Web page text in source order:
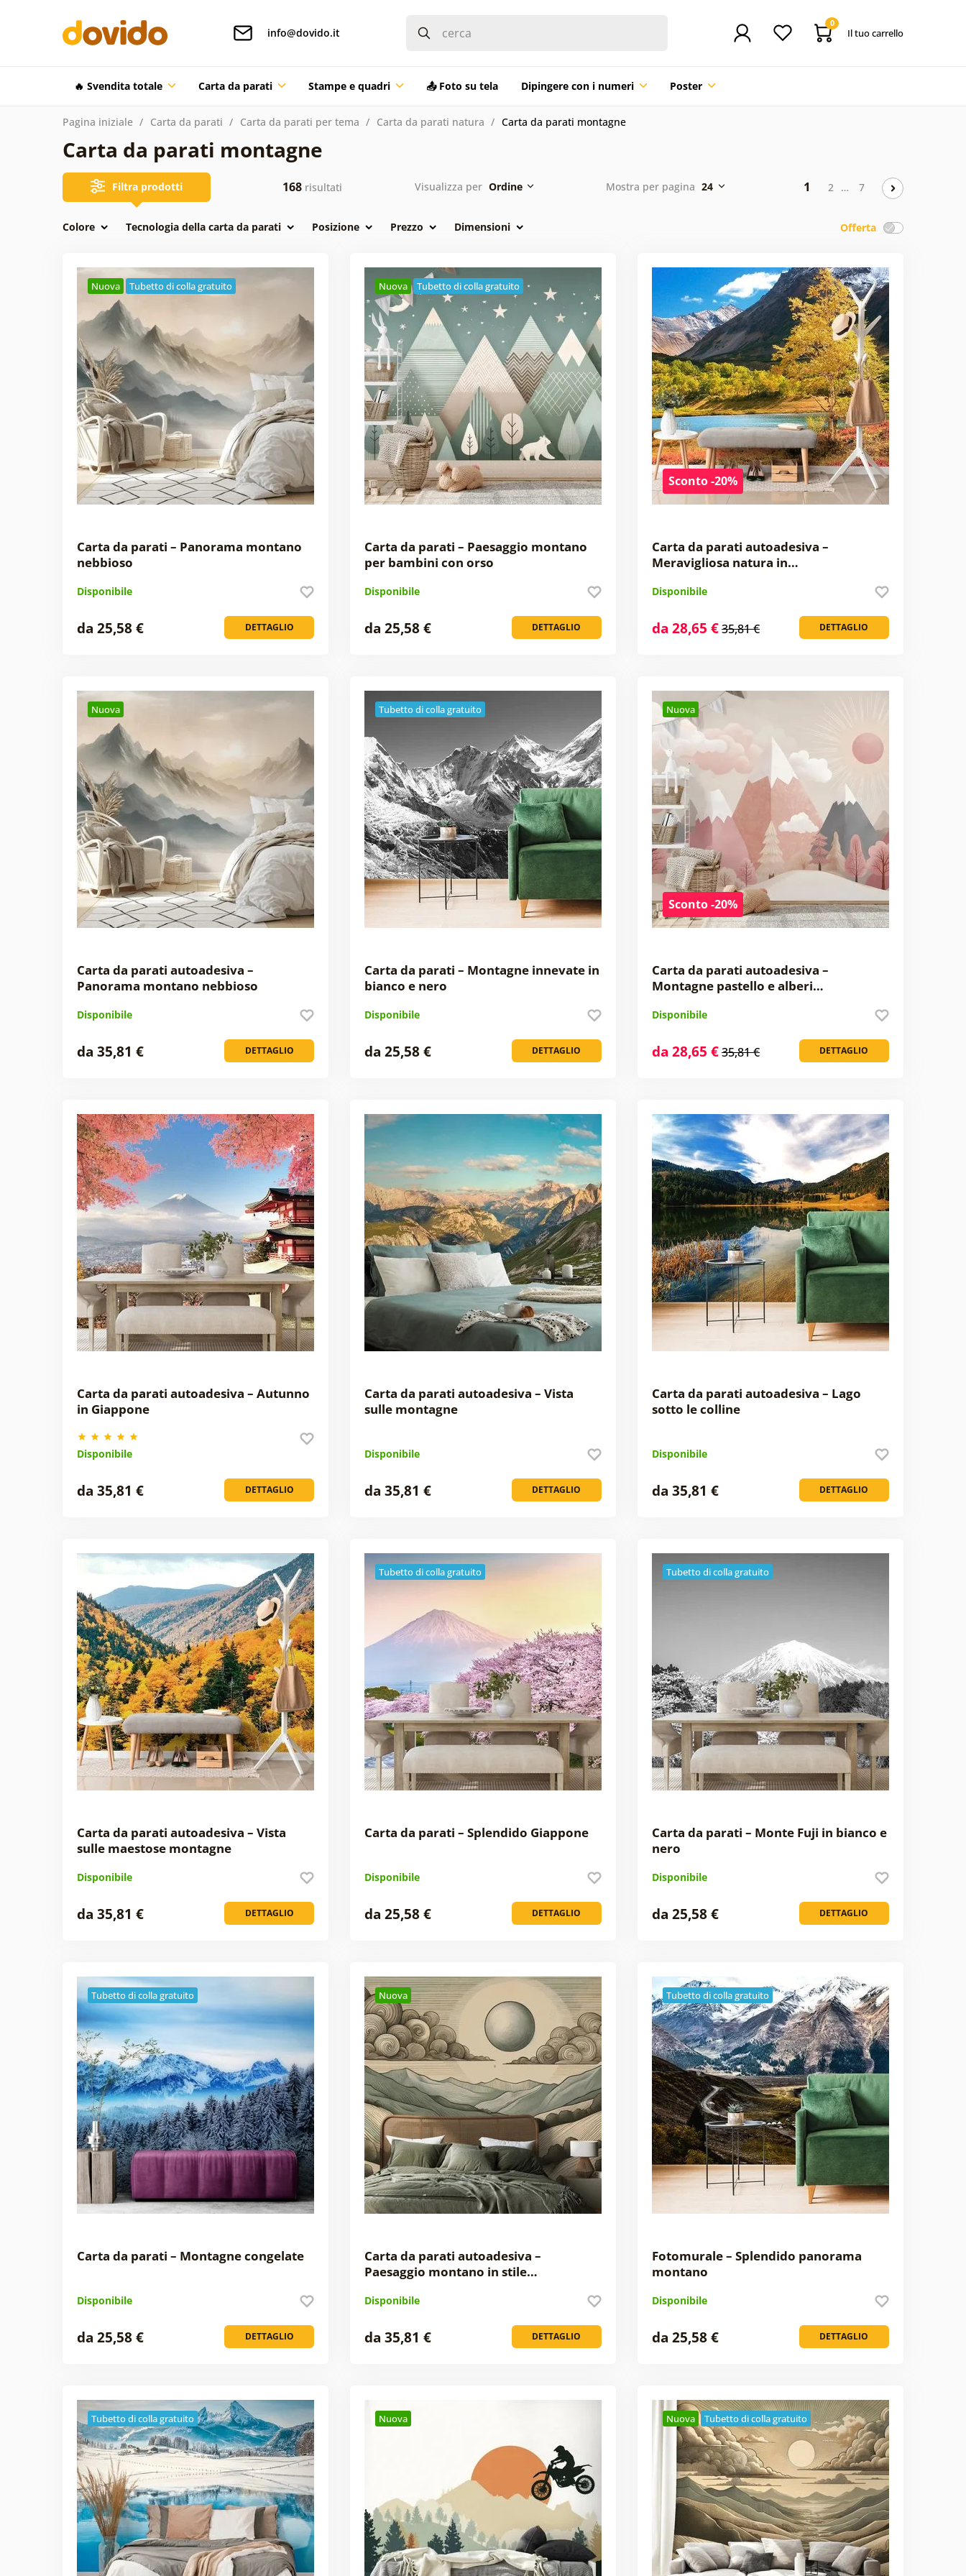
info@dovido.it
0
Il tuo carrello
🔥 Svendita totale Carta da parati Stampe e quadri 📤 Foto su tela Dipingere con i numeri Poster
Pagina iniziale Carta da parati Carta da parati per tema Carta da parati natura Carta da parati montagne
Carta da parati montagne
Filtra prodotti 168 risultati Visualizza per Ordine Mostra per pagina 24 1 2 … 7
Offerta
Colore Tecnologia della carta da parati Posizione Prezzo Dimensioni
Nuova Tubetto di colla gratuito
Carta da parati – Panorama montano
nebbioso
Disponibile
DETTAGLIO
da 25,58 €
Nuova Tubetto di colla gratuito
Carta da parati – Paesaggio montano
per bambini con orso
Disponibile
DETTAGLIO
da 25,58 €
Sconto -20%
Carta da parati autoadesiva –
Meravigliosa natura in…
Disponibile
DETTAGLIO
da 28,65 €35,81 €
Nuova
Carta da parati autoadesiva –
Panorama montano nebbioso
Disponibile
DETTAGLIO
da 35,81 €
Tubetto di colla gratuito
Carta da parati – Montagne innevate in
bianco e nero
Disponibile
DETTAGLIO
da 25,58 €
Nuova
Sconto -20%
Carta da parati autoadesiva –
Montagne pastello e alberi…
Disponibile
DETTAGLIO
da 28,65 €35,81 €
Carta da parati autoadesiva – Autunno
in Giappone
Disponibile
DETTAGLIO
da 35,81 €
Carta da parati autoadesiva – Vista
sulle montagne
Disponibile
DETTAGLIO
da 35,81 €
Carta da parati autoadesiva – Lago
sotto le colline
Disponibile
DETTAGLIO
da 35,81 €
Carta da parati autoadesiva – Vista
sulle maestose montagne
Disponibile
DETTAGLIO
da 35,81 €
Tubetto di colla gratuito
Carta da parati – Splendido Giappone
Disponibile
DETTAGLIO
da 25,58 €
Tubetto di colla gratuito
Carta da parati – Monte Fuji in bianco e
nero
Disponibile
DETTAGLIO
da 25,58 €
Tubetto di colla gratuito
Carta da parati – Montagne congelate
Disponibile
DETTAGLIO
da 25,58 €
Nuova
Carta da parati autoadesiva –
Paesaggio montano in stile…
Disponibile
DETTAGLIO
da 35,81 €
Tubetto di colla gratuito
Fotomurale – Splendido panorama
montano
Disponibile
DETTAGLIO
da 25,58 €
Tubetto di colla gratuito Nuova Nuova Tubetto di colla gratuito